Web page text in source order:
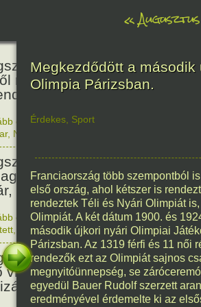
«
Báthori Erzsébet,
rémséges és kegyetlen
éltek.
olvasom|Nincs hozzászólás, szólj hozzá!
, Nő
Kondor Gusztáv
matematikus, egyetemi
akadémikus.
olvasom|Nincs hozzászólás, szólj hozzá!
Technika,Magyar
Mata Hari, a híres
világháborús táncosnő,
és kém.
Megkezdődött a második
Olimpia Párizsban.
Érdekes Sport
Franciaország több szempontból
első ország, ahol kétszer is
rendeztek Téli és Nyári Olimpiát
Olimpiát. A két dátum 1900. és
második újkori nyári Olimpiai
Párizsban. Az 1319 férfi és 11 női
rendezők ezt az Olimpiát sajnos
megnyitóünnepség, se
egyedül Bauer Rudolf szerzett
eredményével érdemelte ki az